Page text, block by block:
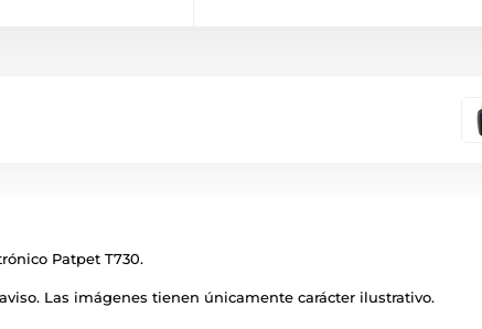
Patpet T730.
Las imágenes tienen únicamente carácter ilustrativo.